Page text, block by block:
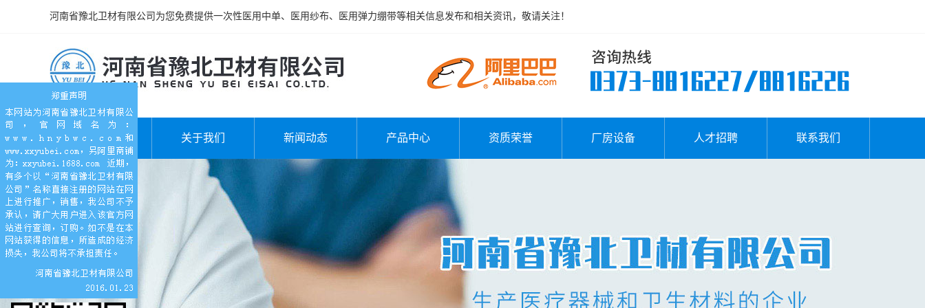
河南省豫北卫材有限公司为您免费提供一次性医用中单、医用纱布、医用弹力绷带等相关信息发布和相关资讯，敬请关注！
网站首页 关于我们 新闻动态 产品中心 资质荣誉 厂房设备 人才招聘 联系我们